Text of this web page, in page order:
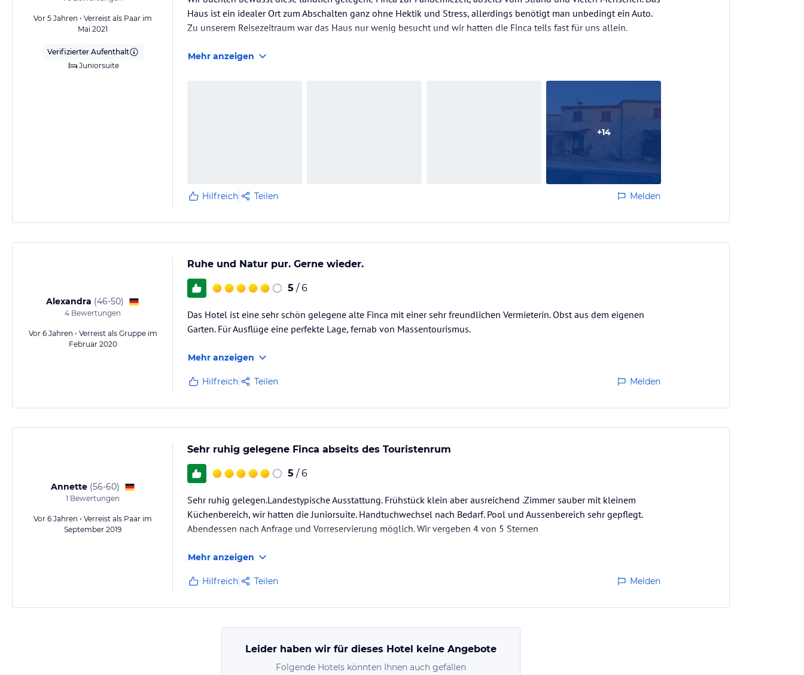
Vor 5 Jahren • Verreist als Paar im
Mai 2021
Verifizierter Aufenthalt
Juniorsuite
Haus ist ein idealer Ort zum Abschalten ganz ohne Hektik und Stress, allerdings benötigt man unbedingt ein Auto.
Zu unserem Reisezeitraum war das Haus nur wenig besucht und wir hatten die Finca teils fast für uns allein.
Mehr anzeigen
+14
Hilfreich Teilen Melden
Alexandra (46-50)
4 Bewertungen
Vor 6 Jahren • Verreist als Gruppe im
Februar 2020
Ruhe und Natur pur. Gerne wieder.
5 / 6
Das Hotel ist eine sehr schön gelegene alte Finca mit einer sehr freundlichen Vermieterin. Obst aus dem eigenen
Garten. Für Ausflüge eine perfekte Lage, fernab von Massentourismus.
Mehr anzeigen
Hilfreich Teilen Melden
Annette (56-60)
1 Bewertungen
Vor 6 Jahren • Verreist als Paar im
September 2019
Sehr ruhig gelegene Finca abseits des Touristenrum
5 / 6
Sehr ruhig gelegen.Landestypische Ausstattung. Frühstück klein aber ausreichend .Zimmer sauber mit kleinem
Küchenbereich, wir hatten die Juniorsuite. Handtuchwechsel nach Bedarf. Pool und Aussenbereich sehr gepflegt.
Abendessen nach Anfrage und Vorreservierung möglich. Wir vergeben 4 von 5 Sternen
Mehr anzeigen
Hilfreich Teilen Melden
Leider haben wir für dieses Hotel keine Angebote
Folgende Hotels könnten Ihnen auch gefallen